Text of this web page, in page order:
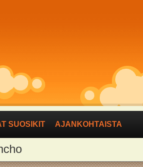
SUOSIKIT AJANKOHTAISTA